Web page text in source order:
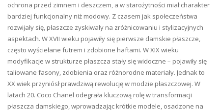
ochrona przed zimnem i deszczem, a w starożytności miał charakter
bardziej funkcjonalny niż modowy. Z czasem jak społeczeństwa
rozwijały się, płaszcze zyskiwały na zróżnicowaniu i stylizacyjnych
aspektach. W XVII wieku pojawiły się pierwsze damskie płaszcze,
często wyściełane futrem i zdobione haftami. W XIX wieku
modyfikacje w strukturze płaszcza stały się widoczne – pojawiły się
taliowane fasony, zdobienia oraz różnorodne materiały. Jednak to
XX wiek przyniósł prawdziwą rewolucję w modzie płaszczowej. W
latach 20. Coco Chanel odegrała kluczową rolę w transformacji
płaszcza damskiego, wprowadzając krótkie modele, osadzone na